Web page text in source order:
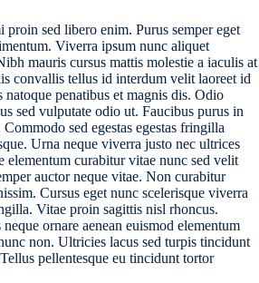
proin sed libero enim. Purus semper eget
Viverra ipsum nunc aliquet
mauris cursus mattis molestie a iaculis at
convallis tellus id interdum velit laoreet id
penatibus et magnis dis. Odio
sed vulputate odio ut. Faucibus purus in
sed egestas egestas fringilla
Urna neque viverra justo nec ultrices
elementum curabitur vitae nunc sed velit
auctor neque vitae. Non curabitur
Cursus eget nunc scelerisque viverra
Vitae proin sagittis nisl rhoncus.
ornare aenean euismod elementum
non. Ultricies lacus sed turpis tincidunt
pellentesque eu tincidunt tortor